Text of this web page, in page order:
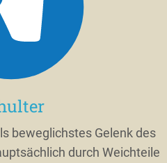
beweglichstes Gelenk des
durch Weichteile